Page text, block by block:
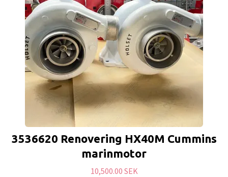
3536620 Renovering HX40M Cummins
marinmotor
10,500.00 SEK